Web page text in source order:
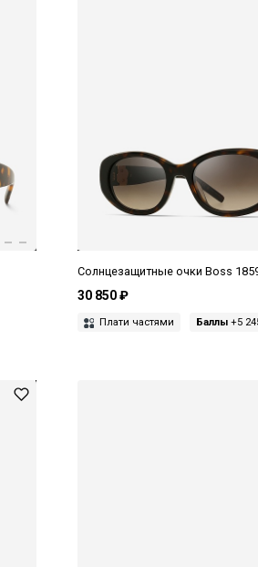
Солнцезащитные очки Boss
30 850 ₽
Плати частями Баллы +5